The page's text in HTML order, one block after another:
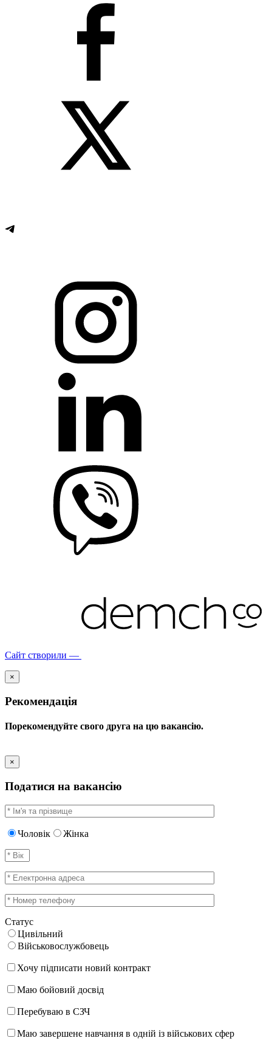
Сайт створили —
×
Рекомендація
Порекомендуйте свого друга на цю вакансію.
×
Податися на вакансію
Чоловік Жінка
Статус
Цивільний
Військовослужбовець
Хочу підписати новий контракт
Маю бойовий досвід
Перебуваю в СЗЧ
Маю завершене навчання в одній із військових сфер